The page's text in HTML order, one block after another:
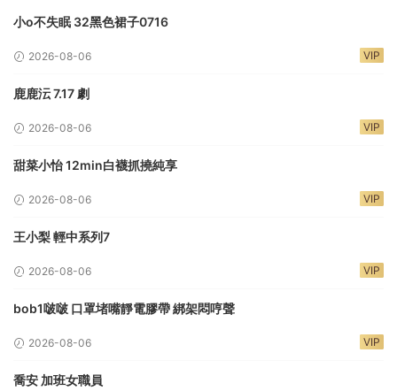
小o不失眠 32黑色裙子0716
2026-08-06 VIP
鹿鹿沄 7.17 劇
2026-08-06 VIP
甜菜小怡 12min白襪抓撓純享
2026-08-06 VIP
王小梨 輕中系列7
2026-08-06 VIP
bob1啵啵 口罩堵嘴靜電膠帶 綁架悶哼聲
2026-08-06 VIP
喬安 加班女職員